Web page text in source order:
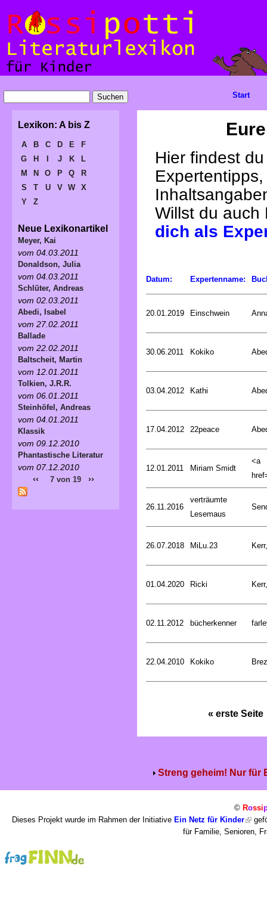
Hier findest
Willst du
dich als
Datum: Expertenname:
20.01.2019 Einschwein
30.06.2011 Kokiko
03.04.2012 Kathi
17.04.2012 22peace
12.01.2011 Miriam Smidt
<a
26.11.2016
verträumte
Lesemaus
26.07.2018 MiLu.23
01.04.2020 Ricki
02.11.2012 bücherkenner
22.04.2010 Kokiko
« erste Seite
Streng geheim! Nur für
Start
Lexikon: A bis Z
A B C D E
F
G
H J K
L
M
N O P Q
R
S
T U V W
X
Y
Z
Neue Lexikonartikel
Meyer, Kai
vom 04.03.2011
Donaldson, Julia
vom 04.03.2011
Schlüter, Andreas
vom 02.03.2011
Abedi, Isabel
vom 27.02.2011
Ballade
vom 22.02.2011
Baltscheit, Martin
vom 12.01.2011
Tolkien, J.R.R.
vom 06.01.2011
Steinhöfel, Andreas
vom 04.01.2011
Klassik
vom 09.12.2010
Phantastische Literatur
vom 07.12.2010
‹‹ 7 von 19 ››
© Rossi
Dieses Projekt wurde im Rahmen der Initiative Ein Netz für Kinder
für Familie, Senioren,